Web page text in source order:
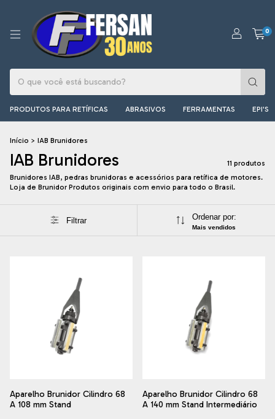
0
PRODUTOS PARA RETÍFICAS ABRASIVOS FERRAMENTAS EPI'S
Início > IAB Brunidores
IAB Brunidores
11 produtos
Brunidores IAB, pedras brunidoras e acessórios para retífica de motores.
Loja de Brunidor Produtos originais com envio para todo o Brasil.
Filtrar Ordenar por:
Mais vendidos
Aparelho Brunidor Cilindro 68
A 108 mm Stand
Aparelho Brunidor Cilindro 68
A 140 mm Stand Intermediário